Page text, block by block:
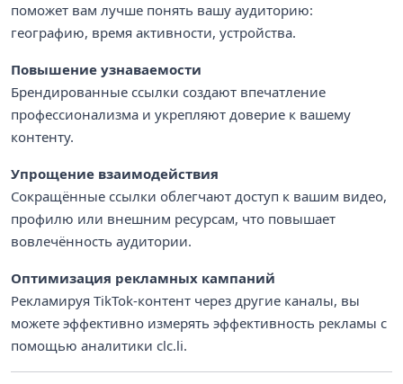
поможет вам лучше понять вашу аудиторию:
географию, время активности, устройства.
Повышение узнаваемости
Брендированные ссылки создают впечатление
профессионализма и укрепляют доверие к вашему
контенту.
Упрощение взаимодействия
Сокращённые ссылки облегчают доступ к вашим видео,
профилю или внешним ресурсам, что повышает
вовлечённость аудитории.
Оптимизация рекламных кампаний
Рекламируя TikTok-контент через другие каналы, вы
можете эффективно измерять эффективность рекламы с
помощью аналитики clc.li.